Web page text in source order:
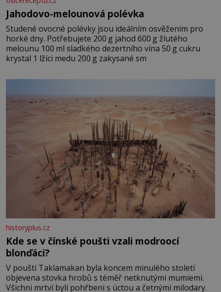
Jahodovo-melounová polévka
Studené ovocné polévky jsou ideálním osvěžením pro
horké dny. Potřebujete 200 g jahod 600 g žlutého
melounu 100 ml sladkého dezertního vína 50 g cukru
krystal 1 lžíci medu 200 g zakysané sm
historyplus.cz
Kde se v čínské poušti vzali modroocí
blonďáci?
V poušti Taklamakan byla koncem minulého století
objevena stovka hrobů s téměř netknutými mumiemi.
Všichni mrtví byli pohřbeni s úctou a četnými milodary.